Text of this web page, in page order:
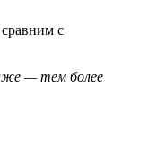
с
— тем более